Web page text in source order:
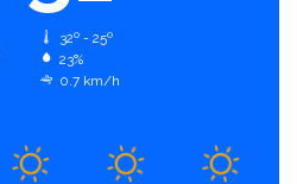
32º - 25º
23%
0.7 km/h